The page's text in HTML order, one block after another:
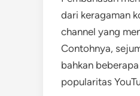
dari keragaman
channel yang
Contohnya,
bahkan
popularitas